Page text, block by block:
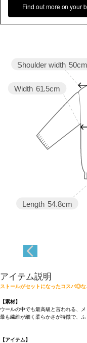
Find out more on your
Length 54.8cm
Width 61.5cm
Shoulder width 50cm
アイテム説明
ストールがセットになったコスパ◎な
【素材】
ウールの中でも最高級と言われる、メ
最も繊維が細く柔らかさが特徴で、
【アイテム】